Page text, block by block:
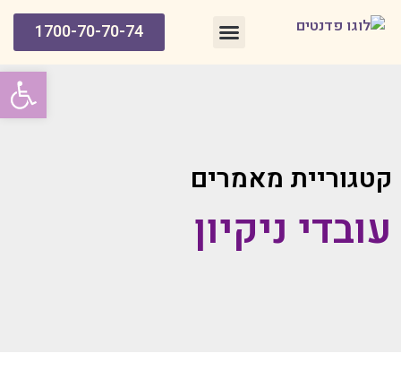
1700-70-70-74
קטגוריית מאמרים
עובדי ניקיון
פתח